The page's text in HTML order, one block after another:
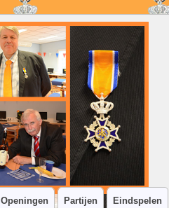
Openingen Partijen Eindspelen